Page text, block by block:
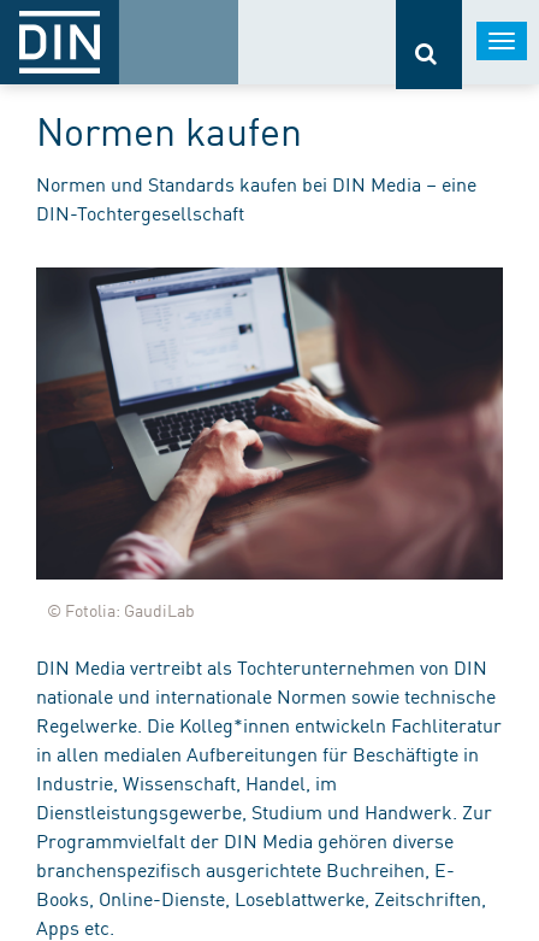
Normen kaufen
Normen und Standards kaufen bei DIN Media – eine
DIN-Tochtergesellschaft
© Fotolia: GaudiLab
DIN Media vertreibt als Tochterunternehmen von DIN
nationale und internationale Normen sowie technische
Regelwerke. Die Kolleg*innen entwickeln Fachliteratur
in allen medialen Aufbereitungen für Beschäftigte in
Industrie, Wissenschaft, Handel, im
Dienstleistungsgewerbe, Studium und Handwerk. Zur
Programmvielfalt der DIN Media gehören diverse
branchenspezifisch ausgerichtete Buchreihen, E-
Books, Online-Dienste, Loseblattwerke, Zeitschriften,
Apps etc.